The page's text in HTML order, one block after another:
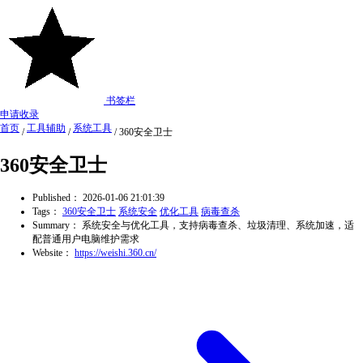
书签栏
申请收录
首页 / 工具辅助 / 系统工具 / 360安全卫士
360安全卫士
Published： 2026-01-06 21:01:39
Tags： 360安全卫士 系统安全 优化工具 病毒查杀
Summary：
系统安全与优化工具，支持病毒查杀、垃圾清理、系统加速，适
配普通用户电脑维护需求
Website： https://weishi.360.cn/